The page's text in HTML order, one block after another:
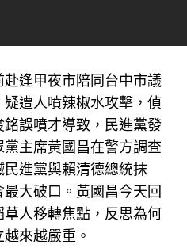
逢甲夜市陪同台中市議
遭人噴辣椒水攻擊，偵
誤噴才導致，民進黨發
主席黃國昌在警方調查
進黨與賴清德總統抹
大破口。黃國昌今天回
人移轉焦點，反思為何
來越嚴重。